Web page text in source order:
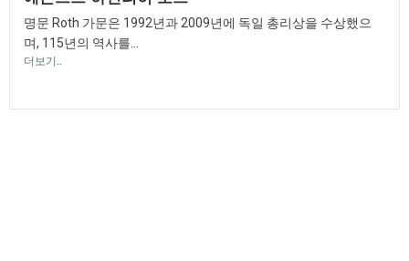
명문 Roth 가문은 1992년과 2009년에 독일 총리상을 수상했으
며, 115년의 역사를...
더보기..